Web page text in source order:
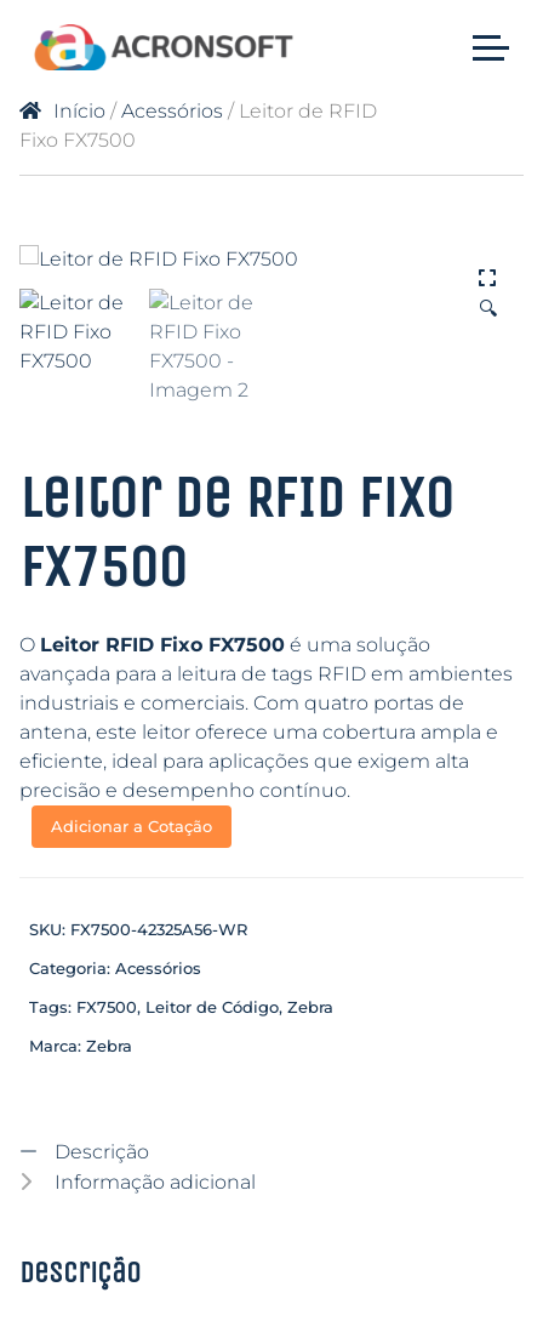
Início /Acessórios / Leitor de RFID
Fixo FX7500
🔍
Leitor de RFID Fixo
FX7500
O Leitor RFID Fixo FX7500 é uma solução
avançada para a leitura de tags RFID em ambientes
industriais e comerciais. Com quatro portas de
antena, este leitor oferece uma cobertura ampla e
eficiente, ideal para aplicações que exigem alta
precisão e desempenho contínuo.
Adicionar a Cotação
SKU: FX7500-42325A56-WR
Categoria: Acessórios
Tags: FX7500, Leitor de Código, Zebra
Marca: Zebra
Descrição
Informação adicional
Descrição